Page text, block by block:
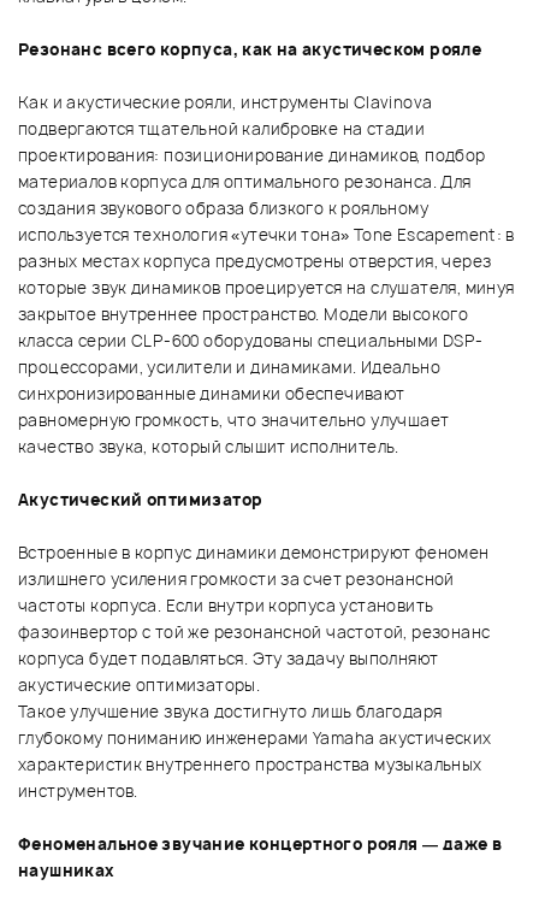
Резонанс всего корпуса, как на акустическом рояле
Как и акустические рояли, инструменты Clavinova
подвергаются тщательной калибровке на стадии
проектирования: позиционирование динамиков, подбор
материалов корпуса для оптимального резонанса. Для
создания звукового образа близкого к рояльному
используется технология «утечки тона» Tone Escapement: в
разных местах корпуса предусмотрены отверстия, через
которые звук динамиков проецируется на слушателя, минуя
закрытое внутреннее пространство. Модели высокого
класса серии CLP-600 оборудованы специальными DSP-
процессорами, усилители и динамиками. Идеально
синхронизированные динамики обеспечивают
равномерную громкость, что значительно улучшает
качество звука, который слышит исполнитель.
Акустический оптимизатор
Встроенные в корпус динамики демонстрируют феномен
излишнего усиления громкости за счет резонансной
частоты корпуса. Если внутри корпуса установить
фазоинвертор с той же резонансной частотой, резонанс
корпуса будет подавляться. Эту задачу выполняют
акустические оптимизаторы.
Такое улучшение звука достигнуто лишь благодаря
глубокому пониманию инженерами Yamaha акустических
характеристик внутреннего пространства музыкальных
инструментов.
Феноменальное звучание концертного рояля — даже в
наушниках